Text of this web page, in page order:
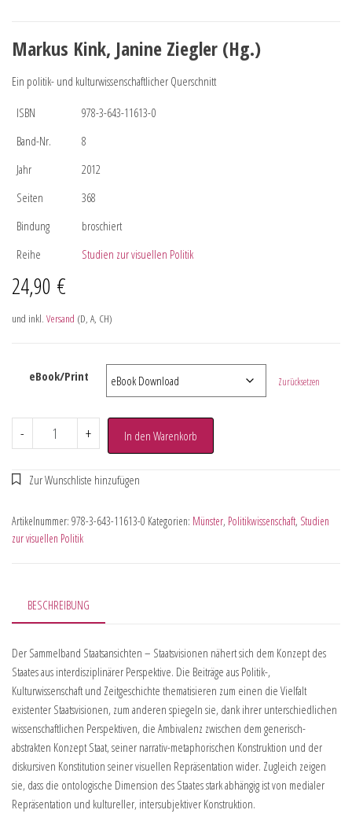
Markus Kink, Janine Ziegler (Hg.)
Ein politik- und kulturwissenschaftlicher Querschnitt
ISBN
978-3-643-11613-0
Band-Nr.
8
Jahr
2012
Seiten
368
Bindung
broschiert
Reihe
Studien zur visuellen Politik
24,90 €
und inkl. Versand (D, A, CH)
eBook/Print Zurücksetzen
- + In den Warenkorb
Artikelnummer: 978-3-643-11613-0 Kategorien: Münster, Politikwissenschaft, Studien
zur visuellen Politik
BESCHREIBUNG
Der Sammelband Staatsansichten – Staatsvisionen nähert sich dem Konzept des
Staates aus interdisziplinärer Perspektive. Die Beiträge aus Politik-,
Kulturwissenschaft und Zeitgeschichte thematisieren zum einen die Vielfalt
existenter Staatsvisionen, zum anderen spiegeln sie, dank ihrer unterschiedlichen
wissenschaftlichen Perspektiven, die Ambivalenz zwischen dem generisch-
abstrakten Konzept Staat, seiner narrativ-metaphorischen Konstruktion und der
diskursiven Konstitution seiner visuellen Repräsentation wider. Zugleich zeigen
sie, dass die ontologische Dimension des Staates stark abhängig ist von medialer
Repräsentation und kultureller, intersubjektiver Konstruktion.